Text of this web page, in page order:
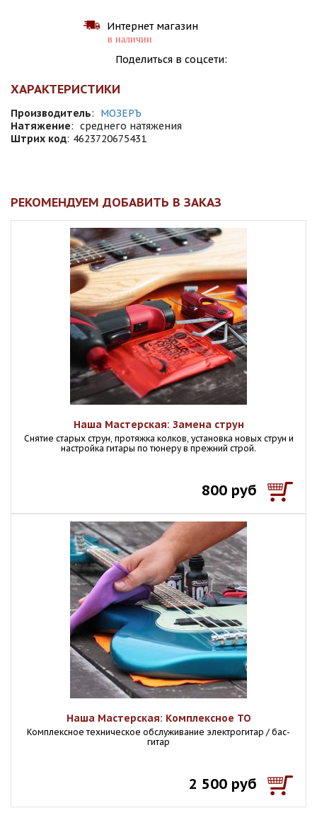
Интернет магазин
в наличии
Поделиться в соцсети:
ХАРАКТЕРИСТИКИ
Производитель:
МОЗЕРЪ
Натяжение: среднего натяжения
Штрих код: 4623720675431
РЕКОМЕНДУЕМ ДОБАВИТЬ В ЗАКАЗ
Наша Мастерская: Замена струн
Снятие старых струн, протяжка колков, установка новых струн и
настройка гитары по тюнеру в прежний строй.
800 руб
Наша Мастерская: Комплексное ТО
Комплексное техническое обслуживание электрогитар / бас-
гитар
2 500 руб